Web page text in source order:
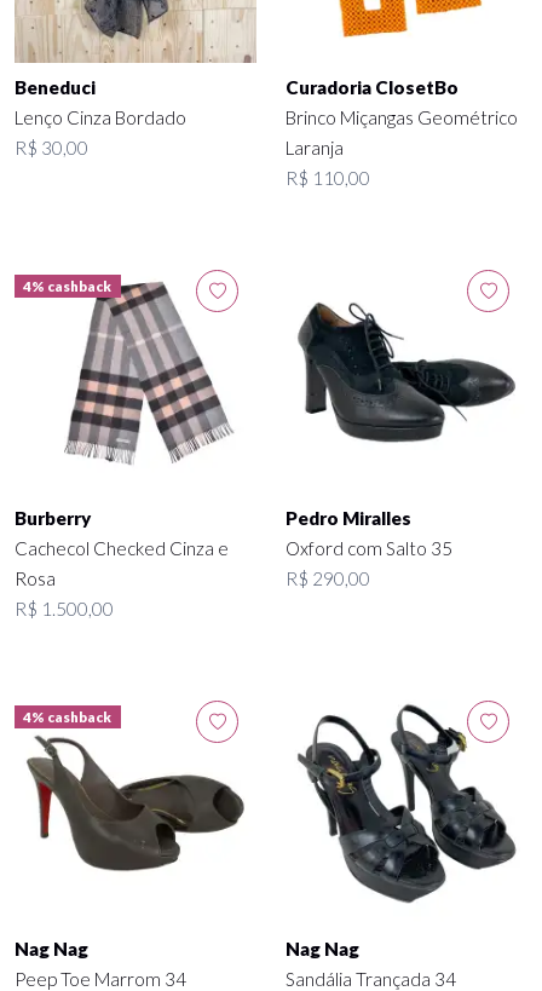
Beneduci
Lenço Cinza Bordado
R$ 30,00
Curadoria ClosetBo
Brinco Miçangas Geométrico
Laranja
R$ 110,00
4% cashback
Burberry
Cachecol Checked Cinza e
Rosa
R$ 1.500,00
Pedro Miralles
Oxford com Salto 35
R$ 290,00
4% cashback
Nag Nag
Peep Toe Marrom 34
Nag Nag
Sandália Trançada 34